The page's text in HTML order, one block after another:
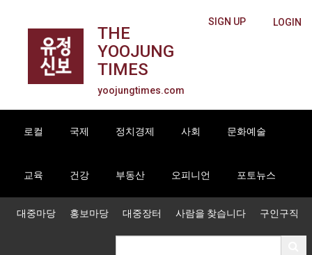
LOGIN
SIGN UP
THE
YOOJUNG
TIMES
yoojungtimes.com
로컬 국제 정치경제 사회 문화예술
교육 건강 부동산 오피니언 포토뉴스
대중마당 홍보마당 대중장터 사람을 찾습니다 구인구직